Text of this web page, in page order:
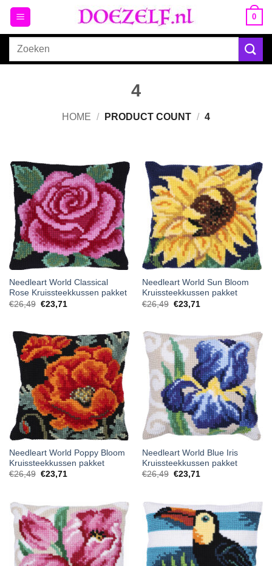
Ga
naar
inhoud
0
Zoeken
4
HOME / PRODUCT COUNT / 4
Needleart World Classical
Rose Kruissteekkussen pakket
€26,49 €23,71
Needleart World Sun Bloom
Kruissteekkussen pakket
€26,49 €23,71
Needleart World Poppy Bloom
Kruissteekkussen pakket
€26,49 €23,71
Needleart World Blue Iris
Kruissteekkussen pakket
€26,49 €23,71